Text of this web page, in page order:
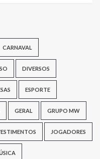
CARNAVAL
DIVERSOS
ESPORTE
GERAL GRUPO MW
JOGADORES